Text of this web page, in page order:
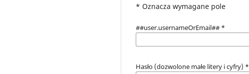
* Oznacza wymagane pole
##user.usernameOrEmail## *
Hasło (dozwolone małe litery i cyfry) *